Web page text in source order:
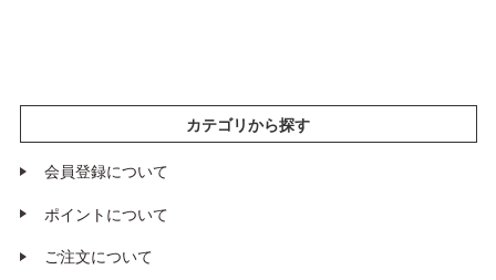
カテゴリから探す
会員登録について
ポイントについて
ご注文について